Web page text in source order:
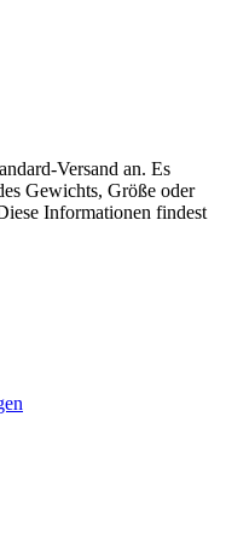
Versand an. Es
Gewichts, Größe oder
Informationen findest